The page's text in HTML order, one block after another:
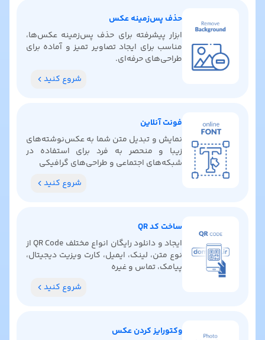
حذف پس‌زمینه عکس
ابزار پیشرفته برای حذف پس‌زمینه عکس‌ها،
مناسب برای ایجاد تصاویر تمیز و آماده برای
طراحی‌های حرفه‌ای.
شروع کنید
فونت آنلاین
نمایش و تبدیل متن شما به عکس‌نوشته‌های
زیبا و منحصر به فرد برای استفاده در
شبکه‌های اجتماعی و طراحی‌های گرافیکی
شروع کنید
ساخت کد QR
ایجاد و دانلود رایگان انواع مختلف QR Code از
نوع متن، لینک، ایمیل، کارت ویزیت دیجیتال،
پیامک، تماس و غیره
شروع کنید
وکتورایز کردن عکس